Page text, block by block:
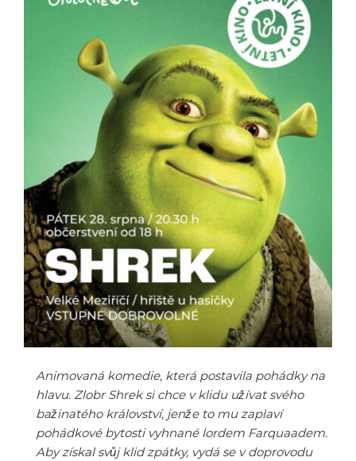
Animovaná komedie, která postavila pohádky na
hlavu. Zlobr Shrek si chce v klidu užívat svého
bažinatého království, jenže to mu zaplaví
pohádkové bytosti vyhnané lordem Farquaadem.
Aby získal svůj klid zpátky, vydá se v doprovodu